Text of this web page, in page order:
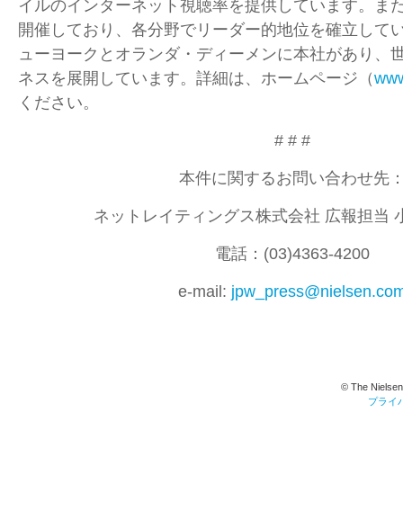
イルのインターネット視聴率を提供しています。ま
開催しており、各分野でリーダー的地位を確立して
ューヨークとオランダ・ディーメンに本社があり、
ネスを展開しています。詳細は、ホームページ（
ください。
# # #
本件に関するお問い合わせ先
ネットレイティングス株式会社 広報担
電話：(03)4363-4200
e-mail:
© The
プライ